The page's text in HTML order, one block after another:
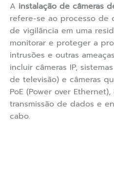
A instalação de câmeras
refere-se ao processo de
de vigilância em uma
monitorar e proteger a
intrusões e outras
incluir câmeras IP,
de televisão) e câmeras
PoE (Power over
transmissão de dados e
cabo.